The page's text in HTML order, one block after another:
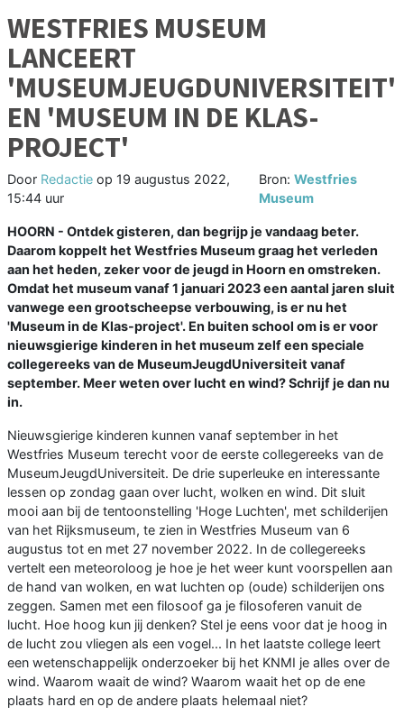
WESTFRIES MUSEUM
LANCEERT
'MUSEUMJEUGDUNIVERSITEIT'
EN 'MUSEUM IN DE KLAS-
PROJECT'
Door Redactie op 19 augustus 2022,
15:44 uur
Bron: Westfries
Museum
HOORN - Ontdek gisteren, dan begrijp je vandaag beter.
Daarom koppelt het Westfries Museum graag het verleden
aan het heden, zeker voor de jeugd in Hoorn en omstreken.
Omdat het museum vanaf 1 januari 2023 een aantal jaren sluit
vanwege een grootscheepse verbouwing, is er nu het
'Museum in de Klas-project'. En buiten school om is er voor
nieuwsgierige kinderen in het museum zelf een speciale
collegereeks van de MuseumJeugdUniversiteit vanaf
september. Meer weten over lucht en wind? Schrijf je dan nu
in.
Nieuwsgierige kinderen kunnen vanaf september in het
Westfries Museum terecht voor de eerste collegereeks van de
MuseumJeugdUniversiteit. De drie superleuke en interessante
lessen op zondag gaan over lucht, wolken en wind. Dit sluit
mooi aan bij de tentoonstelling 'Hoge Luchten', met schilderijen
van het Rijksmuseum, te zien in Westfries Museum van 6
augustus tot en met 27 november 2022. In de collegereeks
vertelt een meteoroloog je hoe je het weer kunt voorspellen aan
de hand van wolken, en wat luchten op (oude) schilderijen ons
zeggen. Samen met een filosoof ga je filosoferen vanuit de
lucht. Hoe hoog kun jij denken? Stel je eens voor dat je hoog in
de lucht zou vliegen als een vogel... In het laatste college leert
een wetenschappelijk onderzoeker bij het KNMI je alles over de
wind. Waarom waait de wind? Waarom waait het op de ene
plaats hard en op de andere plaats helemaal niet?